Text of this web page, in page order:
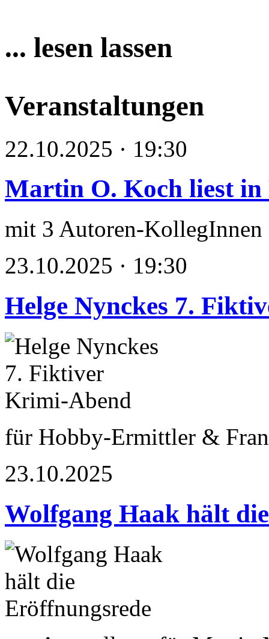
... lesen lassen
Veranstaltungen
22.10.2025 · 19:30
Martin O. Koch liest in
mit 3 Autoren-KollegInnen
23.10.2025 · 19:30
Helge Nynckes 7.
für Hobby-Ermittler &
23.10.2025
Wolfgang Haak hält